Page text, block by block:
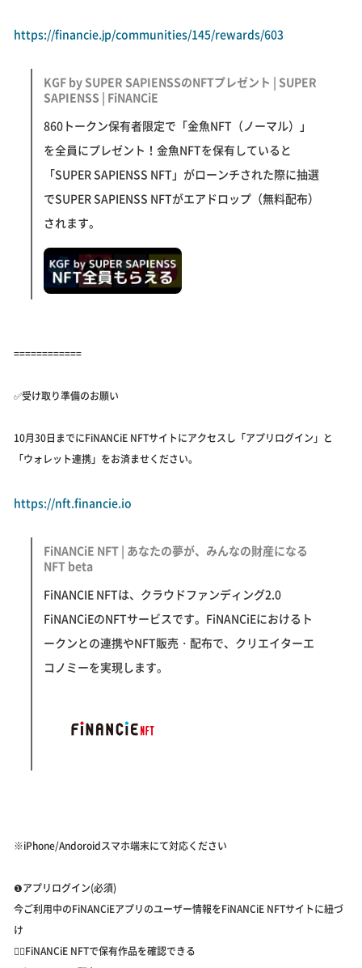
https://financie.jp/communities/145/rewards/603
KGF by SUPER SAPIENSSのNFTプレゼント | SUPER
SAPIENSS | FiNANCiE
860トークン保有者限定で「金魚NFT（ノーマル）」
を全員にプレゼント！金魚NFTを保有していると
「SUPER SAPIENSS NFT」がローンチされた際に抽選
でSUPER SAPIENSS NFTがエアドロップ（無料配布）
されます。
============
✅受け取り準備のお願い
10月30日までにFiNANCiE NFTサイトにアクセスし「アプリログイン」と
「ウォレット連携」をお済ませください。
https://nft.financie.io
FiNANCiE NFT | あなたの夢が、みんなの財産になる
NFT beta
FiNANCIE NFTは、クラウドファンディング2.0
FiNANCiEのNFTサービスです。FiNANCiEにおけるト
ークンとの連携やNFT販売・配布で、クリエイターエ
コノミーを実現します。
※iPhone/Andoroidスマホ端末にて対応ください
❶アプリログイン(必須)
今ご利用中のFiNANCiEアプリのユーザー情報をFiNANCiE NFTサイトに紐づ
け
👉🏻FiNANCiE NFTで保有作品を確認できる